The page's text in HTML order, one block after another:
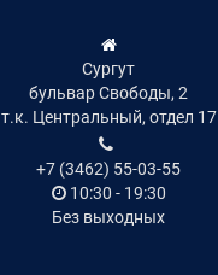
Сургут
бульвар Свободы, 2
т.к. Центральный, отдел 17
+7 (3462) 55-03-55
10:30 - 19:30
Без выходных